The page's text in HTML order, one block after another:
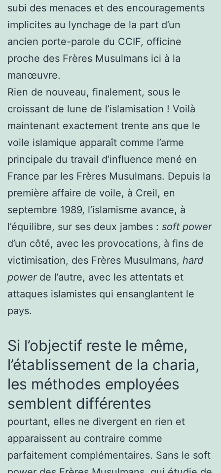
subi des menaces et des encouragements
implicites au lynchage de la part d’un
ancien porte-parole du CCIF, officine
proche des Frères Musulmans ici à la
manœuvre.
Rien de nouveau, finalement, sous le
croissant de lune de l’islamisation ! Voilà
maintenant exactement trente ans que le
voile islamique apparaît comme l’arme
principale du travail d’influence mené en
France par les Frères Musulmans. Depuis la
première affaire de voile, à Creil, en
septembre 1989, l’islamisme avance, à
l’équilibre, sur ses deux jambes : soft power
d’un côté, avec les provocations, à fins de
victimisation, des Frères Musulmans, hard
powerde l’autre, avec les attentats et
attaques islamistes qui ensanglantent le
pays.
Si l’objectif reste le même,
l’établissement de la charia,
les méthodes employées
semblent différentes
pourtant, elles ne divergent en rien et
apparaissent au contraire comme
parfaitement complémentaires. Sans le soft